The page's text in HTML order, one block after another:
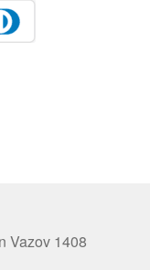
Vazov 1408